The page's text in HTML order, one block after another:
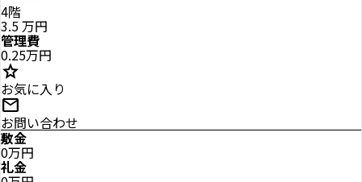
4階
3.5万円
管理費
0.25万円
star
お気に入り
mail
お問い合わせ
敷金
0万円
礼金